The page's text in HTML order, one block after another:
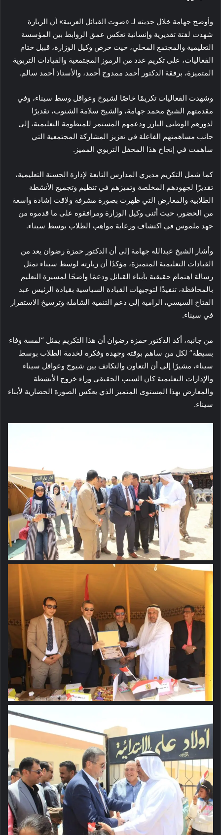
وأوضح جهامة خلال حديثه لـ «صوت القبائل العربية» أن الزيارة
شهدت لفتة تقديرية وإنسانية تعكس عمق الروابط بين المؤسسة
التعليمية والمجتمع المحلي، حيث حرص وكيل الوزارة، قبيل ختام
الفعاليات، على تكريم عدد من الرموز المجتمعية والقيادات التربوية
المتميزة، برفقة الدكتور أحمد ممدوح أحمد، والأستاذ أحمد سالم.
وشهدت الفعاليات تكريمًا خاصًا لشيوخ وعواقل وسط سيناء، وفي
مقدمتهم الشيخ محمد جهامة، والشيخ سلامة الشنوب، تقديرًا
لدورهم الوطني البارز ودعمهم المستمر للمنظومة التعليمية، إلى
جانب مساهمتهم الفاعلة في تعزيز المشاركة المجتمعية التي
ساهمت في إنجاح هذا المحفل التربوي المميز.
كما شمل التكريم مديري المدارس التابعة لإدارة الحسنة التعليمية،
تقديرًا لجهودهم المخلصة وتميزهم في تنظيم وتجميع الأنشطة
الطلابية والمعارض التي ظهرت بصورة مشرفة ولاقت إشادة واسعة
من الحضور، حيث أثنى وكيل الوزارة ومرافقوه على ما قدموه من
جهد ملموس في اكتشاف ورعاية مواهب الطلاب بوسط سيناء.
وأشار الشيخ عبدالله جهامة إلى أن الدكتور حمزة رضوان يعد من
القيادات التعليمية المتميزة، مؤكدًا أن زيارته لوسط سيناء تمثل
رسالة اهتمام حقيقية بأبناء القبائل ودعمًا واضحًا لمسيرة التعليم
بالمحافظة، تنفيذًا لتوجيهات القيادة السياسية بقيادة الرئيس عبد
الفتاح السيسي، الرامية إلى دعم التنمية الشاملة وترسيخ الاستقرار
في سيناء.
من جانبه، أكد الدكتور حمزة رضوان أن هذا التكريم يمثل “لمسة وفاء
بسيطة” لكل من ساهم بوقته وجهده وفكره لخدمة الطلاب بوسط
سيناء، مشيرًا إلى أن التعاون والتكاتف بين شيوخ وعواقل سيناء
والإدارات التعليمية كان السبب الحقيقي وراء خروج الأنشطة
والمعارض بهذا المستوى المتميز الذي يعكس الصورة الحضارية لأبناء
سيناء.